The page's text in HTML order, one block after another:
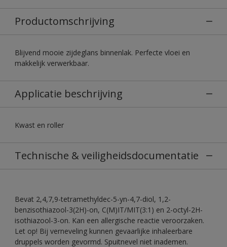
Productomschrijving
Blijvend mooie zijdeglans binnenlak. Perfecte vloei en
makkelijk verwerkbaar.
Applicatie beschrijving
Kwast en roller
Technische & veiligheidsdocumentatie
Bevat 2,4,7,9-tetramethyldec-5-yn-4,7-diol, 1,2-
benzisothiazool-3(2H)-on, C(M)IT/MIT(3:1) en 2-octyl-2H-
isothiazool-3-on. Kan een allergische reactie veroorzaken.
Let op! Bij verneveling kunnen gevaarlijke inhaleerbare
druppels worden gevormd. Spuitnevel niet inademen.